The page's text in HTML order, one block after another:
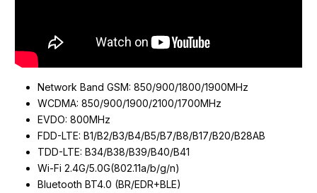
Network Band GSM: 850/900/1800/1900MHz
WCDMA: 850/900/1900/2100/1700MHz
EVDO: 800MHz
FDD-LTE: B1/B2/B3/B4/B5/B7/B8/B17/B20/B28AB
TDD-LTE: B34/B38/B39/B40/B41
Wi-Fi 2.4G/5.0G(802.11a/b/g/n)
Bluetooth BT4.0 (BR/EDR+BLE)